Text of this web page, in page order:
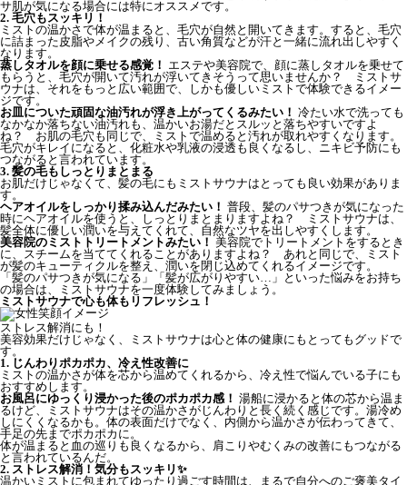
サ肌が気になる場合には特にオススメです。
2. 毛穴もスッキリ！
ミストの温かさで体が温まると、毛穴が自然と開いてきます。すると、毛穴
に詰まった皮脂やメイクの残り、古い角質などが汗と一緒に流れ出しやすく
なります。
蒸しタオルを顔に乗せる感覚！ エステや美容院で、顔に蒸しタオルを乗せて
もらうと、毛穴が開いて汚れが浮いてきそうって思いませんか？ ミストサ
ウナは、それをもっと広い範囲で、しかも優しいミストで体験できるイメー
ジです。
お皿についた頑固な油汚れが浮き上がってくるみたい！ 冷たい水で洗っても
なかなか落ちない油汚れも、温かいお湯だとスルッと落ちやすいですよ
ね？ お肌の毛穴も同じで、ミストで温めると汚れが取れやすくなります。
毛穴がキレイになると、化粧水や乳液の浸透も良くなるし、ニキビ予防にも
つながると言われています。
3. 髪の毛もしっとりまとまる
お肌だけじゃなくて、髪の毛にもミストサウナはとっても良い効果がありま
す。
ヘアオイルをしっかり揉み込んだみたい！ 普段、髪のパサつきが気になった
時にヘアオイルを使うと、しっとりまとまりますよね？ ミストサウナは、
髪全体に優しい潤いを与えてくれて、自然なツヤを出しやすくします。
美容院のミストトリートメントみたい！ 美容院でトリートメントをするとき
に、スチームを当ててくれることがありますよね？ あれと同じで、ミスト
が髪のキューティクルを整え、潤いを閉じ込めてくれるイメージです。
「髪のパサつきが気になる」「髪が広がりやすい…」といった悩みをお持ち
の場合は、ミストサウナを一度体験してみましょう。
ミストサウナで心も体もリフレッシュ！
ストレス解消にも！
美容効果だけじゃなく、ミストサウナは心と体の健康にもとってもグッドで
す。
1. じんわりポカポカ、冷え性改善に
ミストの温かさが体を芯から温めてくれるから、冷え性で悩んでいる子にも
おすすめします。
お風呂にゆっくり浸かった後のポカポカ感！ 湯船に浸かると体の芯から温ま
るけど、ミストサウナはその温かさがじんわりと長く続く感じです。湯冷め
しにくくなるかも。体の表面だけでなく、内側から温かさが伝わってきて、
手足の先までポカポカに。
体が温まると血の巡りも良くなるから、肩こりやむくみの改善にもつながる
と言われているんだ。
2. ストレス解消！気分もスッキリ✨
温かいミストに包まれてゆったり過ごす時間は、まるで自分へのご褒美タイ